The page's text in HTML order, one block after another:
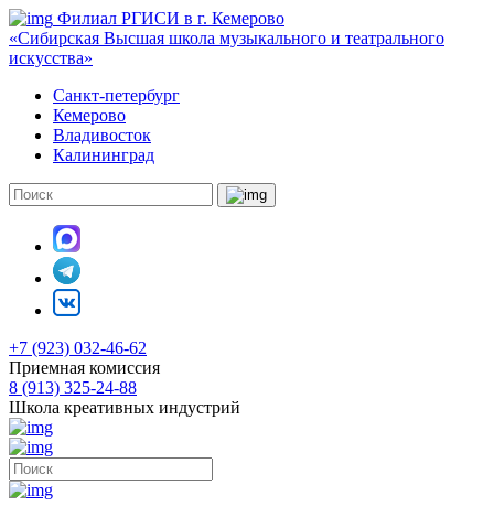
Филиал РГИСИ в г. Кемерово
«Сибирская Высшая школа музыкального и театрального
искусства»
Санкт-петербург
Кемерово
Владивосток
Калининград
+7 (923) 032-46-62
Приемная комиссия
8 (913) 325-24-88
Школа креативных индустрий